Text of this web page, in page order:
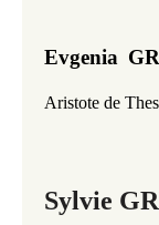
Evgenia
Aristote de
Sylvie